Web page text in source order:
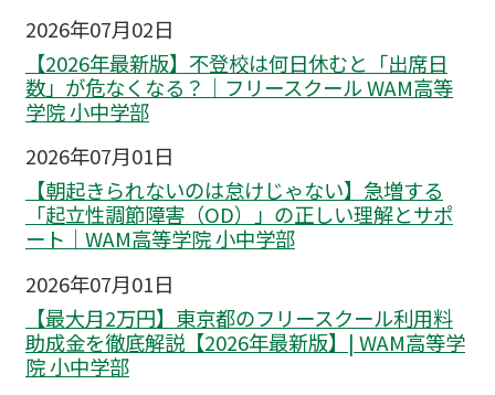
2026年07月02日
【2026年最新版】不登校は何日休むと「出席日
数」が危なくなる？｜フリースクール WAM高等
学院 小中学部
2026年07月01日
【朝起きられないのは怠けじゃない】急増する
「起立性調節障害（OD）」の正しい理解とサポ
ート｜WAM高等学院 小中学部
2026年07月01日
【最大月2万円】東京都のフリースクール利用料
助成金を徹底解説【2026年最新版】| WAM高等学
院 小中学部